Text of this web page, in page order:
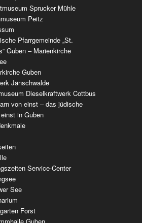
Sprucker Mühle
Peitz
Pfarrgemeinde „St.
Guben – Marienkirche
Guben
Jänschwalde
Dieselkraftwerk Cottbus
von einst – das jüdische
in Guben
Service-Center
See
Forst